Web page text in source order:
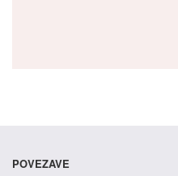
POVEZAVE